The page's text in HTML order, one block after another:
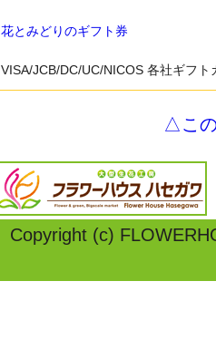
花とみどりのギフト券
VISA/JCB/DC/UC/NICOS 各社ギフト
△こ
Copyright (c)